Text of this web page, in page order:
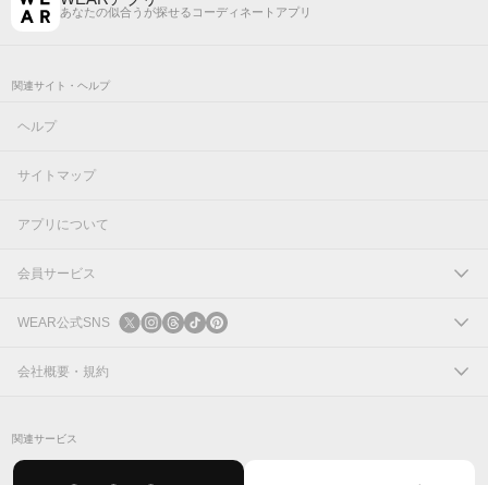
あなたの似合うが探せるコーディネートアプリ
関連サイト・ヘルプ
ヘルプ
サイトマップ
アプリについて
会員サービス
ログイン
新規会員登録
WEAR公式SNS
X
会社概要・規約
関連サービス